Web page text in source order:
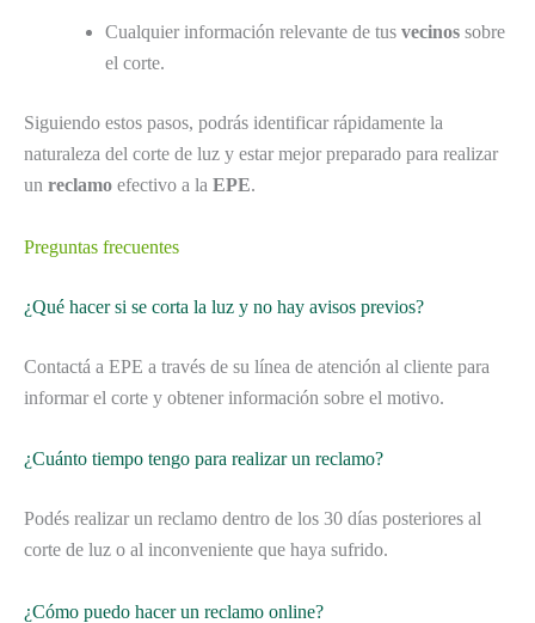
Cualquier información relevante de tus vecinos sobre
el corte.
Siguiendo estos pasos, podrás identificar rápidamente la
naturaleza del corte de luz y estar mejor preparado para realizar
un reclamo efectivo a la EPE.
Preguntas frecuentes
¿Qué hacer si se corta la luz y no hay avisos previos?
Contactá a EPE a través de su línea de atención al cliente para
informar el corte y obtener información sobre el motivo.
¿Cuánto tiempo tengo para realizar un reclamo?
Podés realizar un reclamo dentro de los 30 días posteriores al
corte de luz o al inconveniente que haya sufrido.
¿Cómo puedo hacer un reclamo online?